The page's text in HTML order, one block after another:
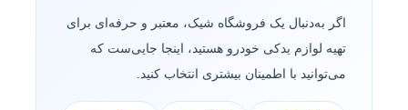
اگر به‌دنبال یک فروشگاه شیک، معتبر و حرفه‌ای برای
تهیه لوازم یدکی خودرو هستید، اینجا جایی‌ست که
می‌توانید با اطمینان بیشتری انتخاب کنید.